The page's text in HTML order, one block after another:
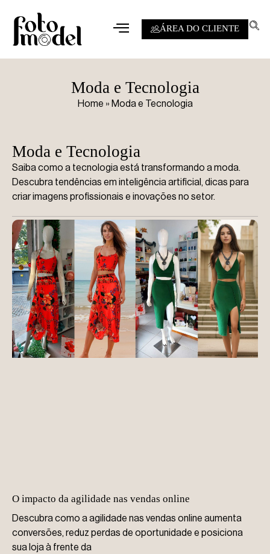
ÁREA DO CLIENTE
Moda e Tecnologia
Home » Moda e Tecnologia
Moda e Tecnologia
Saiba como a tecnologia está transformando a moda.
Descubra tendências em inteligência artificial, dicas para
criar imagens profissionais e inovações no setor.
O impacto da agilidade nas vendas online
Descubra como a agilidade nas vendas online aumenta
conversões, reduz perdas de oportunidade e posiciona
sua loja à frente da